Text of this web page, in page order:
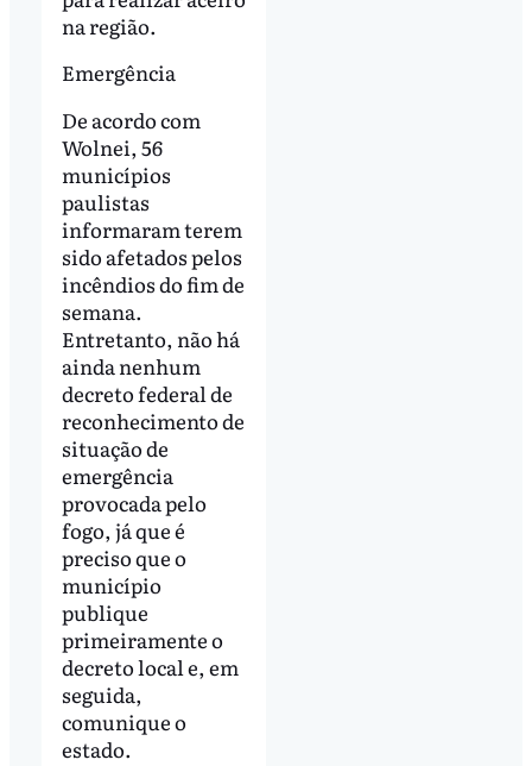
na região.
Emergência
De acordo com
Wolnei, 56
municípios
paulistas
informaram terem
sido afetados pelos
incêndios do fim de
semana.
Entretanto, não há
ainda nenhum
decreto federal de
reconhecimento de
situação de
emergência
provocada pelo
fogo, já que é
preciso que o
município
publique
primeiramente o
decreto local e, em
seguida,
comunique o
estado.